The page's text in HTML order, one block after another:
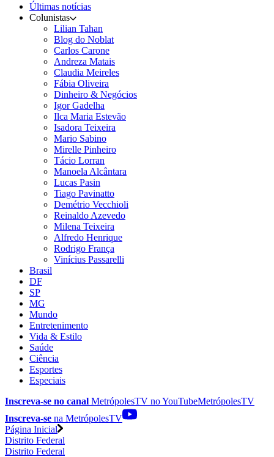
Últimas notícias
Colunistas
Lilian Tahan
Blog do Noblat
Carlos Carone
Andreza Matais
Claudia Meireles
Fábia Oliveira
Dinheiro & Negócios
Igor Gadelha
Ilca Maria Estevão
Isadora Teixeira
Mario Sabino
Mirelle Pinheiro
Tácio Lorran
Manoela Alcântara
Lucas Pasin
Tiago Pavinatto
Demétrio Vecchioli
Reinaldo Azevedo
Milena Teixeira
Alfredo Henrique
Rodrigo França
Vinícius Passarelli
Brasil
DF
SP
MG
Mundo
Entretenimento
Vida & Estilo
Saúde
Ciência
Esportes
Especiais
Inscreva-se no canal MetrópolesTV noYouTubeMetrópolesTV
Inscreva-se na MetrópolesTV
Página Inicial
Distrito Federal
Distrito Federal